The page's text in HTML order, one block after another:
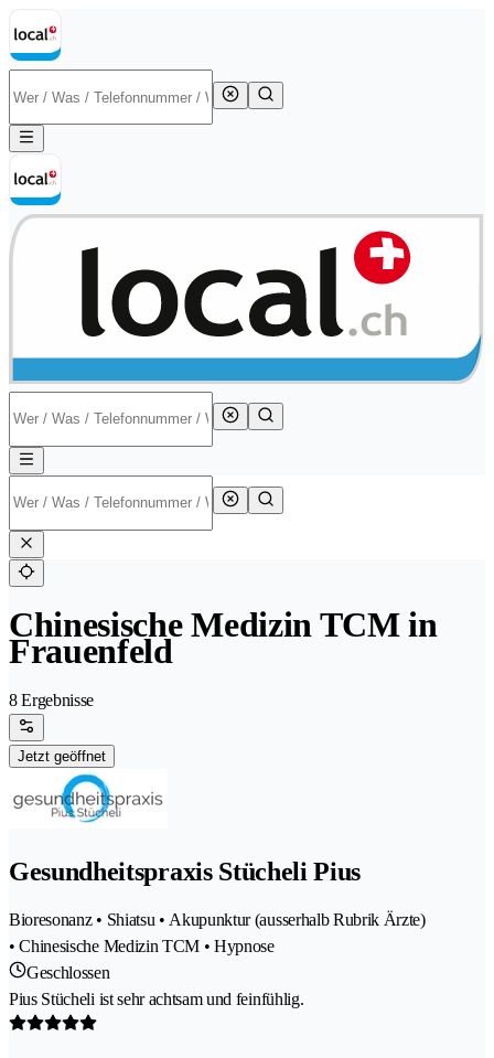
Chinesische Medizin TCM in
Frauenfeld
8 Ergebnisse
Jetzt geöffnet
Gesundheitspraxis Stücheli Pius
Bioresonanz • Shiatsu • Akupunktur (ausserhalb Rubrik Ärzte)
• Chinesische Medizin TCM • Hypnose
Geschlossen
Pius Stücheli ist sehr achtsam und feinfühlig.